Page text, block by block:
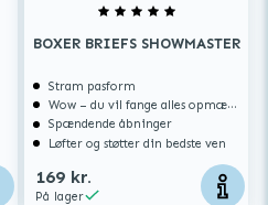
BOXER BRIEFS SHOWMASTER
Stram pasform
Wow – du vil fange alles opmærksomhed
Spændende åbninger
Løfter og støtter din bedste ven
169 kr.
På lager